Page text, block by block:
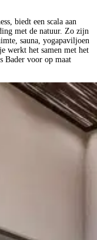
biedt een scala aan
met de natuur. Zo zijn
sauna, yogapaviljoen
werkt het samen met het
Bader voor op maat